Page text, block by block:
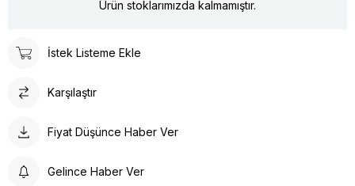
Ürün stoklarımızda kalmamıştır.
İstek Listeme Ekle
Karşılaştır
Fiyat Düşünce Haber Ver
Gelince Haber Ver